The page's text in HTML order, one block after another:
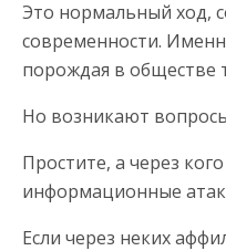
Это нормальный ход,
современности.
порождая в обществе
Но возникают
Простите, а через
информационные
Если через неких